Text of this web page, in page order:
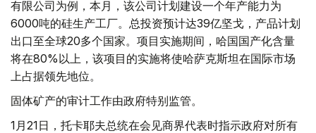
有限公司为例，本月，该公司计划建设一个年产能力为
6000吨的硅生产工厂。总投资预计达39亿坚戈，产品计划
出口至全球20多个国家。项目实施期间，哈国国产化含量
将在80%以上，该项目的实施将使哈萨克斯坦在国际市场
上占据领先地位。
固体矿产的审计工作由政府特别监管。
1月21日，托卡耶夫总统在会见商界代表时指示政府对所有